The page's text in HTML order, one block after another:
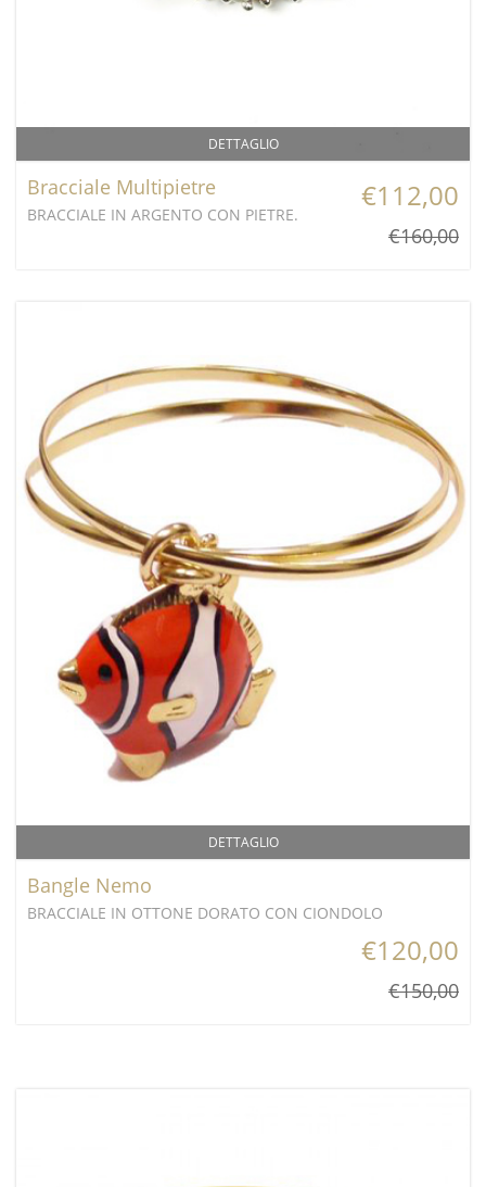
DETTAGLIO
Bracciale Multipietre
BRACCIALE IN ARGENTO CON PIETRE.
€112,00
€160,00
DETTAGLIO
Bangle Nemo
BRACCIALE IN OTTONE DORATO CON CIONDOLO
€120,00
€150,00